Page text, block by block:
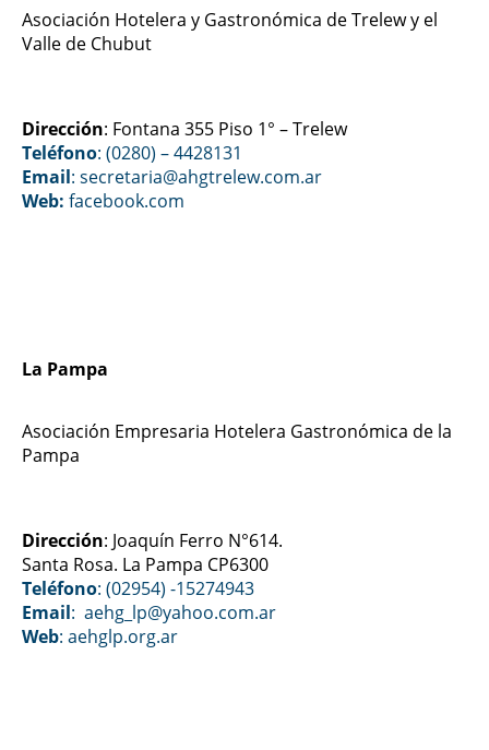
Asociación Hotelera y Gastronómica de Trelew y el
Valle de Chubut
Dirección: Fontana 355 Piso 1° – Trelew
Teléfono: (0280) – 4428131
Email: secretaria@ahgtrelew.com.ar
Web: facebook.com
La Pampa
Asociación Empresaria Hotelera Gastronómica de la
Pampa
Dirección: Joaquín Ferro N°614.
Santa Rosa. La Pampa CP6300
Teléfono: (02954) -15274943
Email: aehg_lp@yahoo.com.ar
Web: aehglp.org.ar